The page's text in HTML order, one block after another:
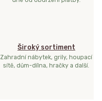
Široký sortiment
Zahradní nábytek, grily, houpací
sítě, dům-dílna, hračky a další.